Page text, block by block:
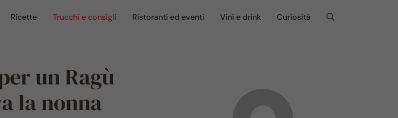
Ricette Trucchi e consigli Ristoranti ed eventi Vini e drink Curiosità
un Ragù
la nonna